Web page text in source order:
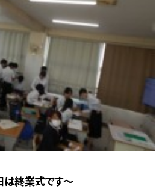
は終業式です～